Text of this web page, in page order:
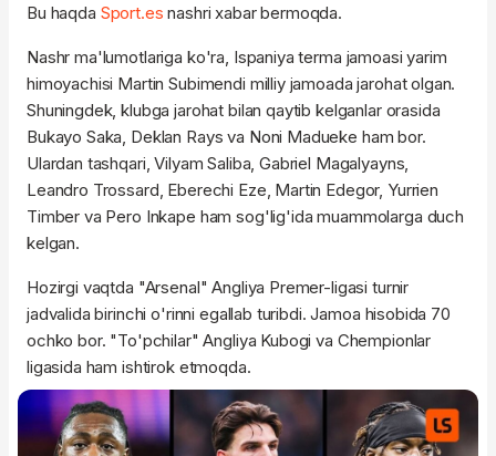
Bu haqda Sport.es nashri xabar bermoqda.
Nashr ma'lumotlariga ko'ra, Ispaniya terma jamoasi yarim
himoyachisi Martin Subimendi milliy jamoada jarohat olgan.
Shuningdek, klubga jarohat bilan qaytib kelganlar orasida
Bukayo Saka, Deklan Rays va Noni Madueke ham bor.
Ulardan tashqari, Vilyam Saliba, Gabriel Magalyayns,
Leandro Trossard, Eberechi Eze, Martin Edegor, Yurrien
Timber va Pero Inkape ham sog'lig'ida muammolarga duch
kelgan.
Hozirgi vaqtda "Arsenal" Angliya Premer-ligasi turnir
jadvalida birinchi o'rinni egallab turibdi. Jamoa hisobida 70
ochko bor. "To'pchilar" Angliya Kubogi va Chempionlar
ligasida ham ishtirok etmoqda.